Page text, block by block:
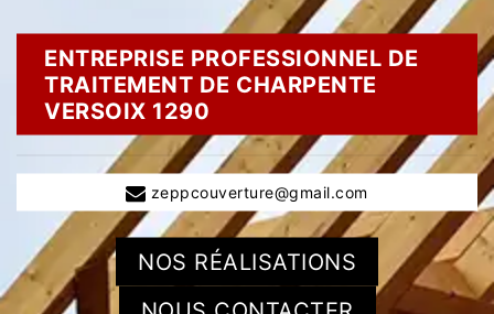
ENTREPRISE PROFESSIONNEL DE
TRAITEMENT DE CHARPENTE
VERSOIX 1290
zeppcouverture@gmail.com
NOS RÉALISATIONS